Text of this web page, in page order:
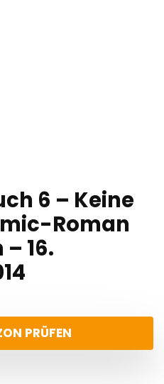
6 – Keine
Roman
16.
PRÜFEN